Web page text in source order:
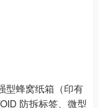
型蜂窝纸箱（印有
防拆标签、微型